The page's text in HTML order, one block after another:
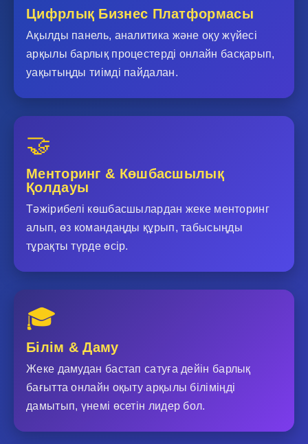
Цифрлық Бизнес Платформасы
Ақылды панель, аналитика және оқу жүйесі
арқылы барлық процестерді онлайн басқарып,
уақытыңды тиімді пайдалан.
🤝
Менторинг & Көшбасшылық
Қолдауы
Тәжірибелі көшбасшылардан жеке менторинг
алып, өз командаңды құрып, табысыңды
тұрақты түрде өсір.
🎓
Білім & Даму
Жеке дамудан бастап сатуға дейін барлық
бағытта онлайн оқыту арқылы біліміңді
дамытып, үнемі өсетін лидер бол.